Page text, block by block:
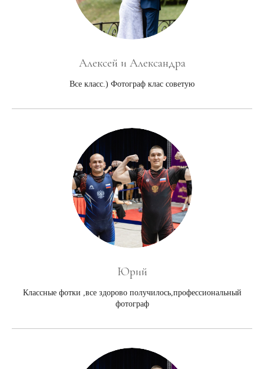
Алексей и Александра
Все класс.) Фотограф клас советую
Юрий
Классные фотки ,все здорово получилось,профессиональный
фотограф